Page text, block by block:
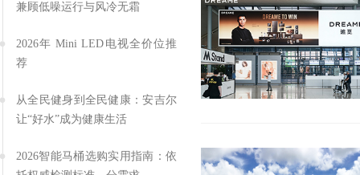
兼顾低噪运行与风冷无霜
2026年 Mini LED电视全价位推
荐
从全民健身到全民健康：安吉尔
让“好水”成为健康生活
2026智能马桶选购实用指南：依